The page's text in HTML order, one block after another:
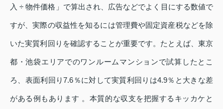
入 ÷ 物件価格」で算出され、広告などでよく目にする数値で
すが、実際の収益性を知るには管理費や固定資産税などを除
いた実質利回りを確認することが重要です。たとえば、東京
都・池袋エリアでのワンルームマンションで試算したとこ
ろ、表面利回り7.6％に対して実質利回りは4.9％と大きな差
がある例もあります 。本質的な収支を把握するキッカケと